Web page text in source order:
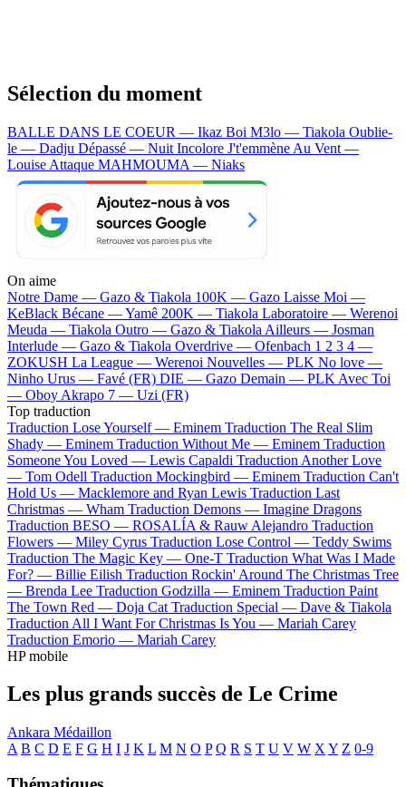
Sélection du moment
BALLE DANS LE COEUR — Ikaz Boi M3lo — Tiakola Oublie-
le — Dadju Dépassé — Nuit Incolore J't'emmène Au Vent —
Louise Attaque MAHMOUMA — Niaks
On aime
Notre Dame — Gazo & Tiakola 100K — Gazo Laisse Moi —
KeBlack Bécane —Yamê 200K — Tiakola Laboratoire — Werenoi
Meuda — Tiakola Outro — Gazo & Tiakola Ailleurs — Josman
Interlude — Gazo & Tiakola Overdrive — Ofenbach 1 2 3 4 —
ZOKUSH La League — Werenoi Nouvelles — PLK No love —
Ninho Urus — Favé (FR) DIE — Gazo Demain — PLK Avec Toi
— Oboy Akrapo 7 — Uzi (FR)
Top traduction
Traduction Lose Yourself — Eminem Traduction The Real Slim
Shady — Eminem Traduction Without Me — Eminem Traduction
Someone You Loved — Lewis Capaldi Traduction Another Love
— Tom Odell Traduction Mockingbird — Eminem Traduction Can't
Hold Us — Macklemore and Ryan Lewis Traduction Last
Christmas — Wham Traduction Demons — Imagine Dragons
Traduction BESO — ROSALÍA & Rauw Alejandro Traduction
Flowers — Miley Cyrus Traduction Lose Control — Teddy Swims
Traduction The Magic Key — One-T Traduction What Was I Made
For? — Billie Eilish Traduction Rockin' Around The Christmas Tree
— Brenda Lee Traduction Godzilla — Eminem Traduction Paint
The Town Red — Doja Cat Traduction Special — Dave & Tiakola
Traduction All I Want For Christmas Is You — Mariah Carey
Traduction Emorio — Mariah Carey
HP mobile
Les plus grands succès de Le Crime
Ankara Médaillon
A B C D E F G H I J K L M N O P Q R S T U V W X Y Z 0-9